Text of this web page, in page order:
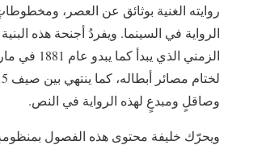
روايته الغنية بوثائق عن العصر،
الرواية في السينما. ويفردُ أجنحة هذه
وصاقلٍ ومبدعٍ لهذه الرواية في النص.
ويحرّك خليفة محتوى هذه الفصول